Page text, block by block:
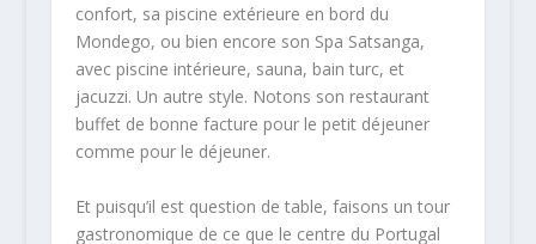
confort, sa piscine extérieure en bord du
Mondego, ou bien encore son Spa Satsanga,
avec piscine intérieure, sauna, bain turc, et
jacuzzi. Un autre style. Notons son restaurant
buffet de bonne facture pour le petit déjeuner
comme pour le déjeuner.
Et puisqu’il est question de table, faisons un tour
gastronomique de ce que le centre du Portugal